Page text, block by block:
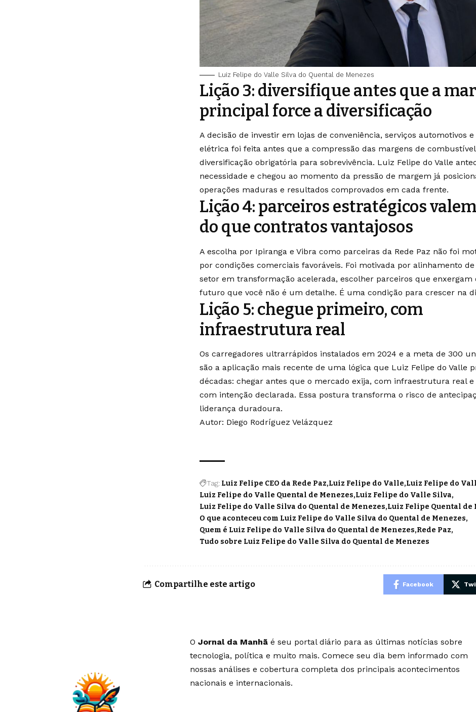
Luiz Felipe do Valle Silva do Quental de Menezes
Lição 3: diversifique antes que a
principal force a diversificação
A decisão de investir em lojas de conveniência, serviços automotivos
elétrica foi feita antes que a compressão das margens de
diversificação obrigatória para sobrevivência. Luiz Felipe do Valle
necessidade e chegou ao momento da pressão de margem já
operações maduras e resultados comprovados em cada frente.
Lição 4: parceiros estratégicos
do que contratos vantajosos
A escolha por Ipiranga e Vibra como parceiras da Rede Paz não foi
por condições comerciais favoráveis. Foi motivada por alinhamento
setor em transformação acelerada, escolher parceiros que enxergam
futuro que você não é um detalhe. É uma condição para crescer na
Lição 5: chegue primeiro, com
infraestrutura real
Os carregadores ultrarrápidos instalados em 2024 e a meta de 300
são a aplicação mais recente de uma lógica que Luiz Felipe do Valle
décadas: chegar antes que o mercado exija, com infraestrutura real e
com intenção declarada. Essa postura transforma o risco de
liderança duradoura.
Autor: Diego Rodríguez Velázquez
Tag: Luiz Felipe CEO da Rede Paz Luiz Felipe do Valle Luiz Felipe do
Luiz Felipe do Valle Quental de Menezes Luiz Felipe do Valle Silva
Luiz Felipe do Valle Silva do Quental de Menezes Luiz Felipe Quental de
O que aconteceu com Luiz Felipe do Valle Silva do Quental de Menezes
Quem é Luiz Felipe do Valle Silva do Quental de Menezes Rede Paz
Tudo sobre Luiz Felipe do Valle Silva do Quental de Menezes
Compartilhe este artigo Facebook
O Jornal da Manhãé seu portal diário para as últimas notícias sobre
tecnologia, política e muito mais. Comece seu dia bem informado com
nossas análises e cobertura completa dos principais acontecimentos
nacionais e internacionais.